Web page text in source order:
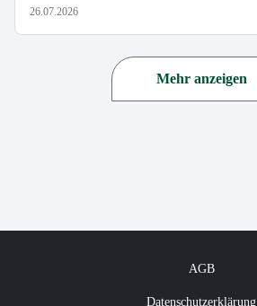
26.07.2026
Mehr anzeigen
AGB
Datenschutzerklärung